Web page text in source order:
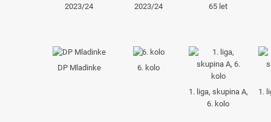
2023/24
2023/24
65 let
DP Mladinke 6. kolo
1. liga, skupina A,
6. kolo
1.